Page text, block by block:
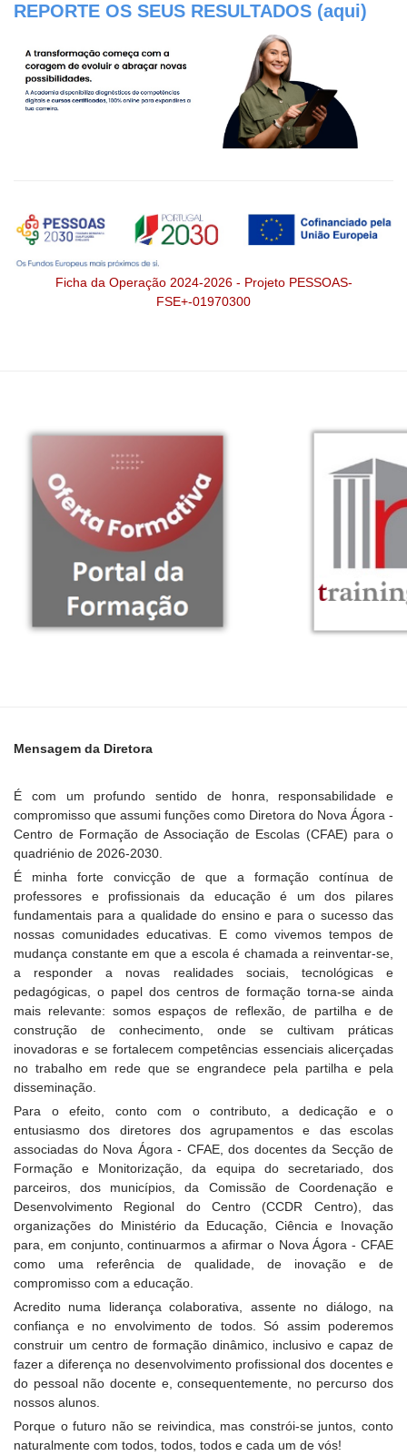
REPORTE OS SEUS RESULTADOS (aqui)
Ficha da Operação 2024-2026 - Projeto PESSOAS-
FSE+-01970300
Mensagem da Diretora
É com um profundo sentido de honra, responsabilidade e
compromisso que assumi funções como Diretora do Nova Ágora -
Centro de Formação de Associação de Escolas (CFAE) para o
quadriénio de 2026-2030.
É minha forte convicção de que a formação contínua de
professores e profissionais da educação é um dos pilares
fundamentais para a qualidade do ensino e para o sucesso das
nossas comunidades educativas. E como vivemos tempos de
mudança constante em que a escola é chamada a reinventar-se,
a responder a novas realidades sociais, tecnológicas e
pedagógicas, o papel dos centros de formação torna-se ainda
mais relevante: somos espaços de reflexão, de partilha e de
construção de conhecimento, onde se cultivam práticas
inovadoras e se fortalecem competências essenciais alicerçadas
no trabalho em rede que se engrandece pela partilha e pela
disseminação.
Para o efeito, conto com o contributo, a dedicação e o
entusiasmo dos diretores dos agrupamentos e das escolas
associadas do Nova Ágora - CFAE, dos docentes da Secção de
Formação e Monitorização, da equipa do secretariado, dos
parceiros, dos municípios, da Comissão de Coordenação e
Desenvolvimento Regional do Centro (CCDR Centro), das
organizações do Ministério da Educação, Ciência e Inovação
para, em conjunto, continuarmos a afirmar o Nova Ágora - CFAE
como uma referência de qualidade, de inovação e de
compromisso com a educação.
Acredito numa liderança colaborativa, assente no diálogo, na
confiança e no envolvimento de todos. Só assim poderemos
construir um centro de formação dinâmico, inclusivo e capaz de
fazer a diferença no desenvolvimento profissional dos docentes e
do pessoal não docente e, consequentemente, no percurso dos
nossos alunos.
Porque o futuro não se reivindica, mas constrói-se juntos, conto
naturalmente com todos, todos, todos e cada um de vós!